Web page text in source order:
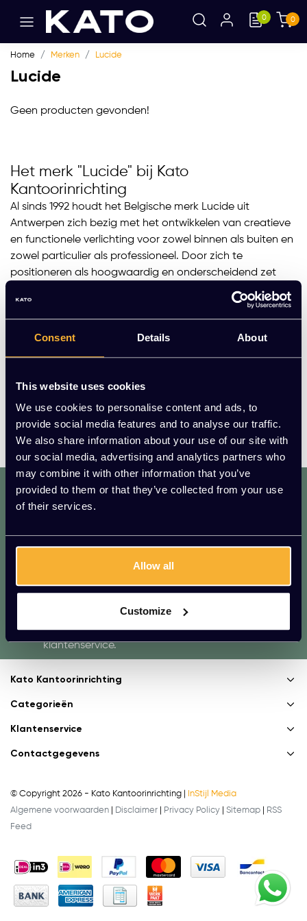
Consent Details About
This website uses cookies
We use cookies to personalise content and ads, to
provide social media features and to analyse our traffic.
We also share information about your use of our site with
our social media, advertising and analytics partners who
may combine it with other information that you’ve
provided to them or that they’ve collected from your use
of their services.
Allow all
Customize
0 0
Home Merken Lucide
Lucide
Geen producten gevonden!
Het merk "Lucide" bij Kato
Kantoorinrichting
Al sinds 1992 houdt het Belgische merk Lucide uit
Antwerpen zich bezig met het ontwikkelen van creatieve
en functionele verlichting voor zowel binnen als buiten en
zowel particulier als professioneel. Door zich te
positioneren als hoogwaardig en onderscheidend zet
Lucide zich sterk op de markt van verlichtingen.
Daarnaast heeft Lucide tegenwoordig voor elke
prijsklasse en voor iedere smaak iets gepasts. Lucide
paste zich aan aan de nieuwe markten die ontstonden,
en anticipeerde op de groeiende vraag van hippe
en moderne vormgeving en de perfecte combinaties van
materialen en kleuren, maar ook om de kwaliteit en
prijsverhoudingen. Lucide is ook wereldwijd bekend door
het diverse assortiment, wat het een sterke positie geeft.
dat. werkt. lekker.
Mis geen enkele aanbieding of actie.
We helpen je graag. Raadpleeg onze
klantenservice.
Kato Kantoorinrichting
Categorieën
Klantenservice
Contactgegevens
© Copyright 2026 - Kato Kantoorinrichting |
InStijl Media
Algemene voorwaarden
Disclaimer Privacy Policy Sitemap
RSS
Feed